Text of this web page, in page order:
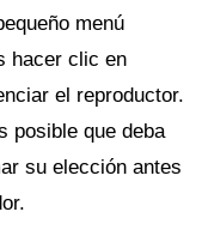
menú
hacer clic en
el reproductor.
posible que deba
su elección antes